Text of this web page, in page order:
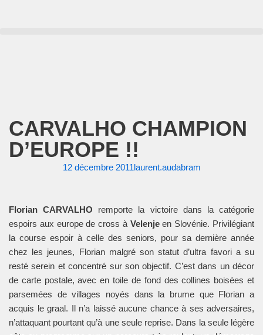
CARVALHO CHAMPION
D’EUROPE !!
12 décembre 2011laurent.audabram
Florian CARVALHO remporte la victoire dans la catégorie
espoirs aux europe de cross à Velenjeen Slovénie. Privilégiant
la course espoir à celle des seniors, pour sa dernière année
chez les jeunes, Florian malgré son statut d’ultra favori a su
resté serein et concentré sur son objectif. C’est dans un décor
de carte postale, avec en toile de fond des collines boisées et
parsemées de villages noyés dans la brume que Florian a
acquis le graal. Il n’a laissé aucune chance à ses adversaires,
n’attaquant pourtant qu’à une seule reprise. Dans la seule légère